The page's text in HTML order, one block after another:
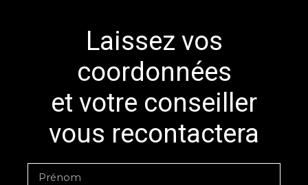
Laissez vos
coordonnées
et votre conseiller
vous recontactera
Prénom